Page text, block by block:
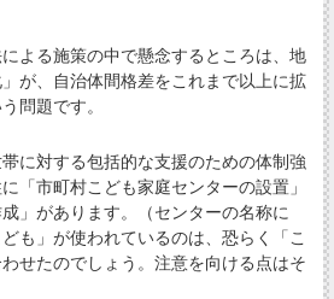
よる施策の中で懸念するところは、地
が、自治体間格差をこれまで以上に拡
問題です。
に対する包括的な支援のための体制強
「市町村こども家庭センターの設置」
」があります。（センターの名称に
も」が使われているのは、恐らく「こ
せたのでしょう。注意を向ける点はそ